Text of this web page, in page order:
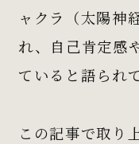
ャクラ（太陽神
れ、自己肯定感
ていると語られ
この記事で取り